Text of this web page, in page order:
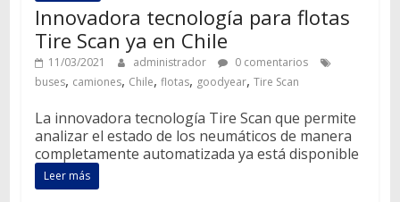
Innovadora tecnología para flotas
Tire Scan ya en Chile
11/03/2021 administrador
0 comentarios
buses, camiones, Chile, flotas, goodyear, Tire Scan
La innovadora tecnología Tire Scan que permite
analizar el estado de los neumáticos de manera
completamente automatizada ya está disponible
Leer más